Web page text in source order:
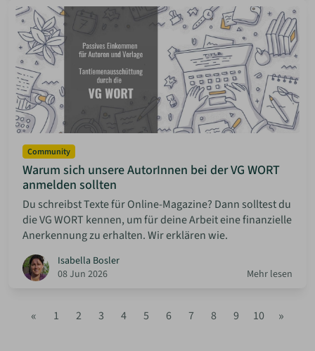
Community
Warum sich unsere AutorInnen bei der VG WORT
anmelden sollten
Du schreibst Texte für Online-Magazine? Dann solltest du
die VG WORT kennen, um für deine Arbeit eine finanzielle
Anerkennung zu erhalten. Wir erklären wie.
Isabella Bosler
08 Jun 2026
Mehr lesen
« 1 2 3 4 5 6 7 8 9 10 »